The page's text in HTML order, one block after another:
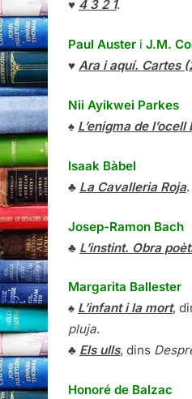
♥ 4 3 2 1.
Paul Auster i J.M.
♥ Ara i aquí. Cartes
Nii Ayikwei Parkes
♠ L’enigma de l’ocell
Isaak Bàbel
♣ La Cavalleria Roja.
Josep-Ramon Bach
♣ L’instint. Obra
Margarita Ballester
♠ L’infant i la mort,
pluja.
♣ Els ulls, dins
Honoré de Balzac